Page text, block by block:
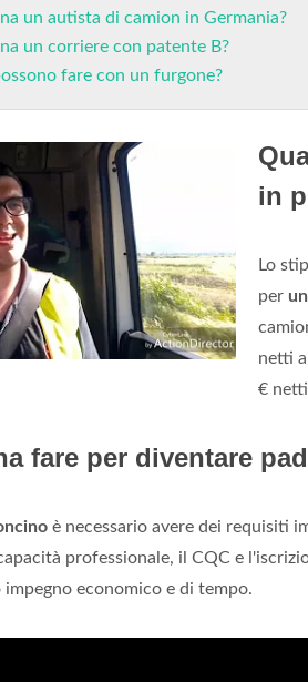
un autista di camion in Germania?
un corriere con patente B?
fare con un furgone?
in
Lo
per un
netti
€
fare per diventare
è necessario avere dei requisiti
professionale, il CQC e
economico e di tempo.